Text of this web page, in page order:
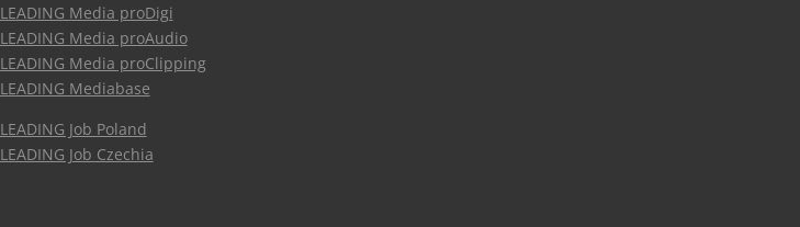
LEADING Media proDigi
LEADING Media proAudio
LEADING Media proClipping
LEADING Mediabase
LEADING Job Poland
LEADING Job Czechia